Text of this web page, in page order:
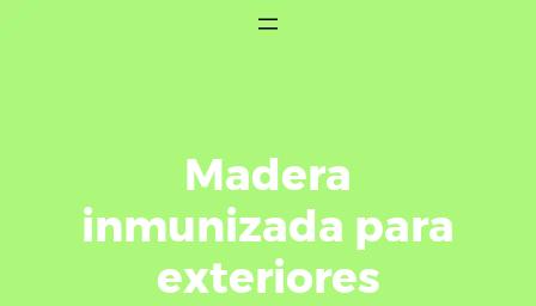
Madera
inmunizada para
exteriores